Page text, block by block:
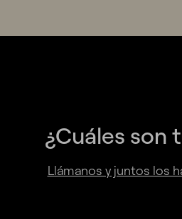
¿Cuáles son
Llámanos y juntos los